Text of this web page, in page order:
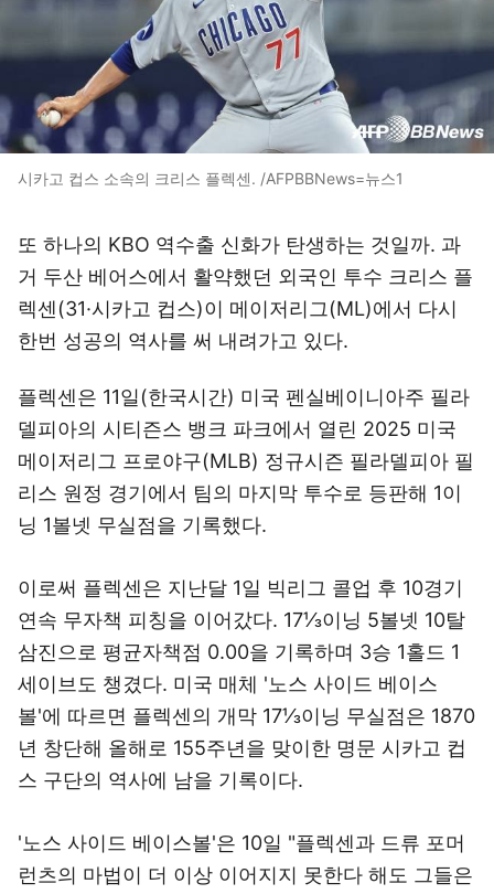
시카고 컵스 소속의 크리스 플렉센. /AFPBBNews=뉴스1
또 하나의 KBO 역수출 신화가 탄생하는 것일까. 과
거 두산 베어스에서 활약했던 외국인 투수 크리스 플
렉센(31·시카고 컵스)이 메이저리그(ML)에서 다시
한번 성공의 역사를 써 내려가고 있다.
플렉센은 11일(한국시간) 미국 펜실베이니아주 필라
델피아의 시티즌스 뱅크 파크에서 열린 2025 미국
메이저리그 프로야구(MLB) 정규시즌 필라델피아 필
리스 원정 경기에서 팀의 마지막 투수로 등판해 1이
닝 1볼넷 무실점을 기록했다.
이로써 플렉센은 지난달 1일 빅리그 콜업 후 10경기
연속 무자책 피칭을 이어갔다. 17⅓이닝 5볼넷 10탈
삼진으로 평균자책점 0.00을 기록하며 3승 1홀드 1
세이브도 챙겼다. 미국 매체 '노스 사이드 베이스
볼'에 따르면 플렉센의 개막 17⅓이닝 무실점은 1870
년 창단해 올해로 155주년을 맞이한 명문 시카고 컵
스 구단의 역사에 남을 기록이다.
'노스 사이드 베이스볼'은 10일 "플렉센과 드류 포머
런츠의 마법이 더 이상 이어지지 못한다 해도 그들은